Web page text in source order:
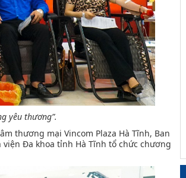
yêu thương”.
thương mại Vincom Plaza Hà Tĩnh, Ban
Đa khoa tỉnh Hà Tĩnh tổ chức chương